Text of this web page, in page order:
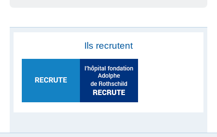
Ils recrutent